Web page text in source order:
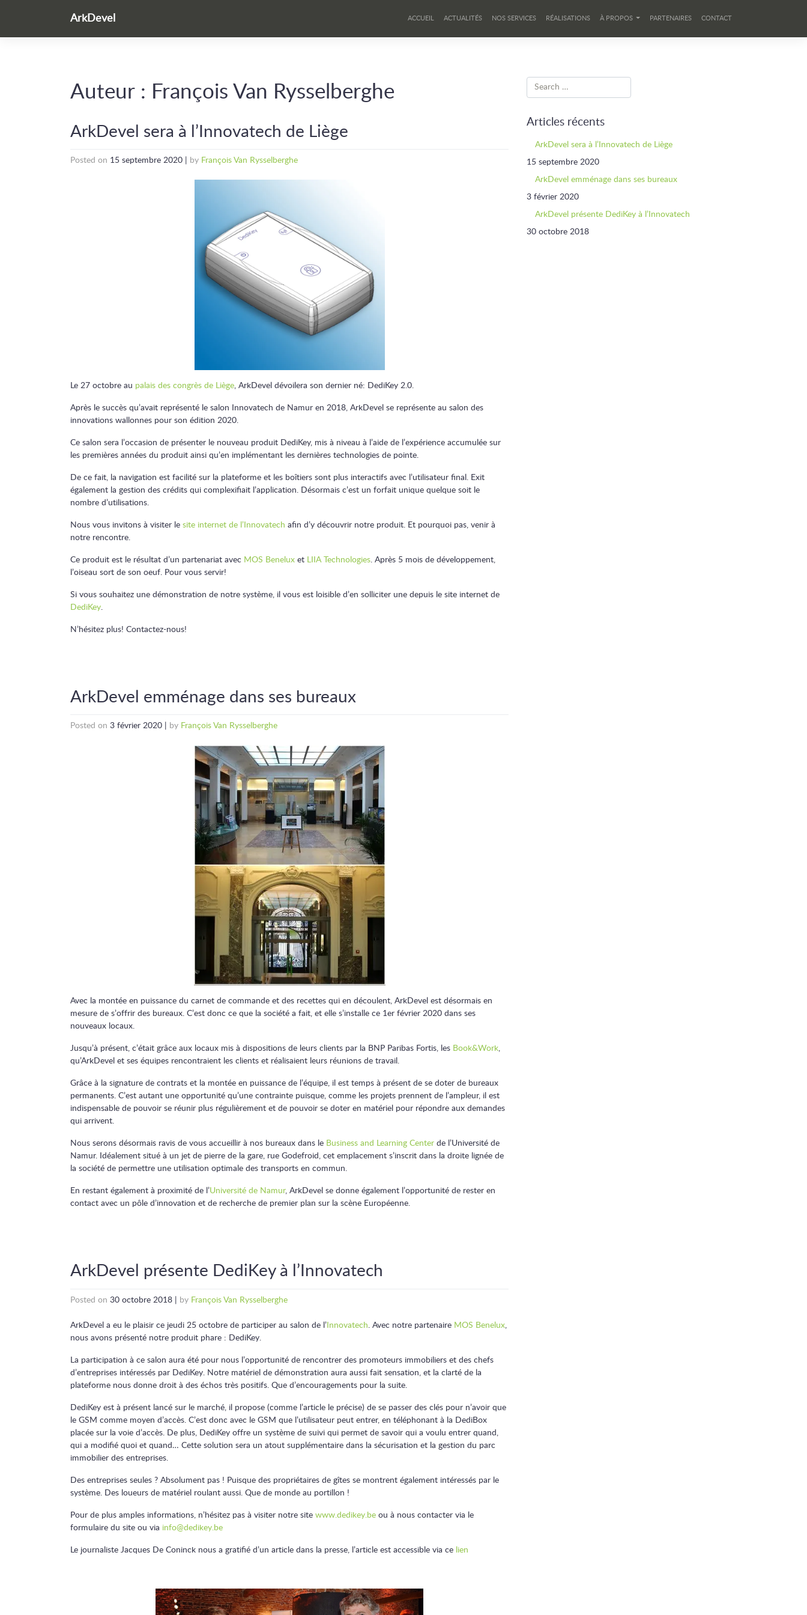
ArkDevel ACCUEIL ACTUALITÉS NOS SERVICES RÉALISATIONS À PROPOS PARTENAIRES CONTACT
Auteur : François Van Rysselberghe
ArkDevel sera à l’Innovatech de Liège
Posted on 15 septembre 2020 by François Van Rysselberghe
Le 27 octobre au palais des congrès de Liège, ArkDevel dévoilera son dernier né: DediKey 2.0.
Après le succès qu’avait représenté le salon Innovatech de Namur en 2018, ArkDevel se représente au salon des
innovations wallonnes pour son édition 2020.
Ce salon sera l’occasion de présenter le nouveau produit DediKey, mis à niveau à l’aide de l’expérience accumulée sur
les premières années du produit ainsi qu’en implémentant les dernières technologies de pointe.
De ce fait, la navigation est facilité sur la plateforme et les boîtiers sont plus interactifs avec l’utilisateur final. Exit
également la gestion des crédits qui complexifiait l’application. Désormais c’est un forfait unique quelque soit le
nombre d’utilisations.
Nous vous invitons à visiter le site internet de l’Innovatech afin d’y découvrir notre produit. Et pourquoi pas, venir à
notre rencontre.
Ce produit est le résultat d’un partenariat avec MOS Benelux et LIIA Technologies. Après 5 mois de développement,
l’oiseau sort de son oeuf. Pour vous servir!
Si vous souhaitez une démonstration de notre système, il vous est loisible d’en solliciter une depuis le site internet de
DediKey.
N’hésitez plus! Contactez-nous!
ArkDevel emménage dans ses bureaux
Posted on 3 février 2020 by François Van Rysselberghe
Avec la montée en puissance du carnet de commande et des recettes qui en découlent, ArkDevel est désormais en
mesure de s’offrir des bureaux. C’est donc ce que la société a fait, et elle s’installe ce 1er février 2020 dans ses
nouveaux locaux.
Jusqu’à présent, c’était grâce aux locaux mis à dispositions de leurs clients par la BNP Paribas Fortis, les Book&Work,
qu’ArkDevel et ses équipes rencontraient les clients et réalisaient leurs réunions de travail.
Grâce à la signature de contrats et la montée en puissance de l’équipe, il est temps à présent de se doter de bureaux
permanents. C’est autant une opportunité qu’une contrainte puisque, comme les projets prennent de l’ampleur, il est
indispensable de pouvoir se réunir plus régulièrement et de pouvoir se doter en matériel pour répondre aux demandes
qui arrivent.
Nous serons désormais ravis de vous accueillir à nos bureaux dans le Business and Learning Center de l’Université de
Namur. Idéalement situé à un jet de pierre de la gare, rue Godefroid, cet emplacement s’inscrit dans la droite lignée de
la société de permettre une utilisation optimale des transports en commun.
En restant également à proximité de l’Université de Namur, ArkDevel se donne également l’opportunité de rester en
contact avec un pôle d’innovation et de recherche de premier plan sur la scène Européenne.
ArkDevel présente DediKey à l’Innovatech
Posted on 30 octobre 2018 by François Van Rysselberghe
ArkDevel a eu le plaisir ce jeudi 25 octobre de participer au salon de l’ Innovatech. Avec notre partenaire MOS Benelux,
nous avons présenté notre produit phare : DediKey.
La participation à ce salon aura été pour nous l’opportunité de rencontrer des promoteurs immobiliers et des chefs
d’entreprises intéressés par DediKey. Notre matériel de démonstration aura aussi fait sensation, et la clarté de la
plateforme nous donne droit à des échos très positifs. Que d’encouragements pour la suite.
DediKey est à présent lancé sur le marché, il propose (comme l’article le précise) de se passer des clés pour n’avoir que
le GSM comme moyen d’accès. C’est donc avec le GSM que l’utilisateur peut entrer, en téléphonant à la DediBox
placée sur la voie d’accès. De plus, DediKey offre un système de suivi qui permet de savoir qui a voulu entrer quand,
qui a modifié quoi et quand… Cette solution sera un atout supplémentaire dans la sécurisation et la gestion du parc
immobilier des entreprises.
Des entreprises seules ? Absolument pas ! Puisque des propriétaires de gîtes se montrent également intéressés par le
système. Des loueurs de matériel roulant aussi. Que de monde au portillon !
Pour de plus amples informations, n’hésitez pas à visiter notre site www.dedikey.be ou à nous contacter via le
formulaire du site ou via info@dedikey.be
Le journaliste Jacques De Coninck nous a gratifié d’un article dans la presse, l’article est accessible via ce lien
Articles récents
ArkDevel sera à l’Innovatech de Liège
15 septembre 2020
ArkDevel emménage dans ses bureaux
3 février 2020
ArkDevel présente DediKey à l’Innovatech
30 octobre 2018